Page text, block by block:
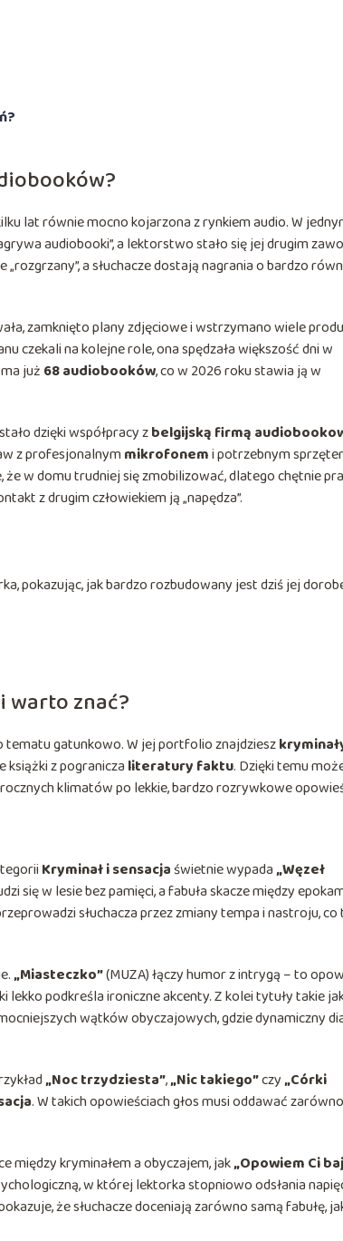
lat równie mocno kojarzona z rynkiem audio. W
audiobooki”, a lektorstwo stało się jej drugim
a słuchacze dostają nagrania o bardzo
zamknięto plany zdjęciowe i wstrzymano wiele
czekali na kolejne role, ona spędzała większość dni w
ma już 68 audiobooków, co w 2026 roku stawia ją w
dzięki współpracy zbelgijską firmą
z profesjonalnymmikrofonemi potrzebnym
w domu trudniej się zmobilizować, dlatego chętnie
z drugim człowiekiem ją „napędza”.
pokazując, jak bardzo rozbudowany jest dziś jej
warto znać?
tematu gatunkowo. W jej portfolio znajdziesz
książki z pogranicza literatury faktu. Dzięki temu
klimatów po lekkie, bardzo rozrywkowe
Kryminał i sensacjaświetnie wypada„Węzeł
się w lesie bez pamięci, a fabuła skacze między
słuchacza przez zmiany tempa i nastroju, co
„Miasteczko”(MUZA) łączy humor z intrygą – to
lekko podkreśla ironiczne akcenty. Z kolei tytuły takie
wątków obyczajowych, gdzie dynamiczny
„Noc trzydziesta”,„Nic takiego”czy„Córki
. W takich opowieściach głos musi oddawać zarówno
między kryminałem a obyczajem, jak„Opowiem Ci
w której lektorka stopniowo odsłania
że słuchacze doceniają zarówno samą fabułę,